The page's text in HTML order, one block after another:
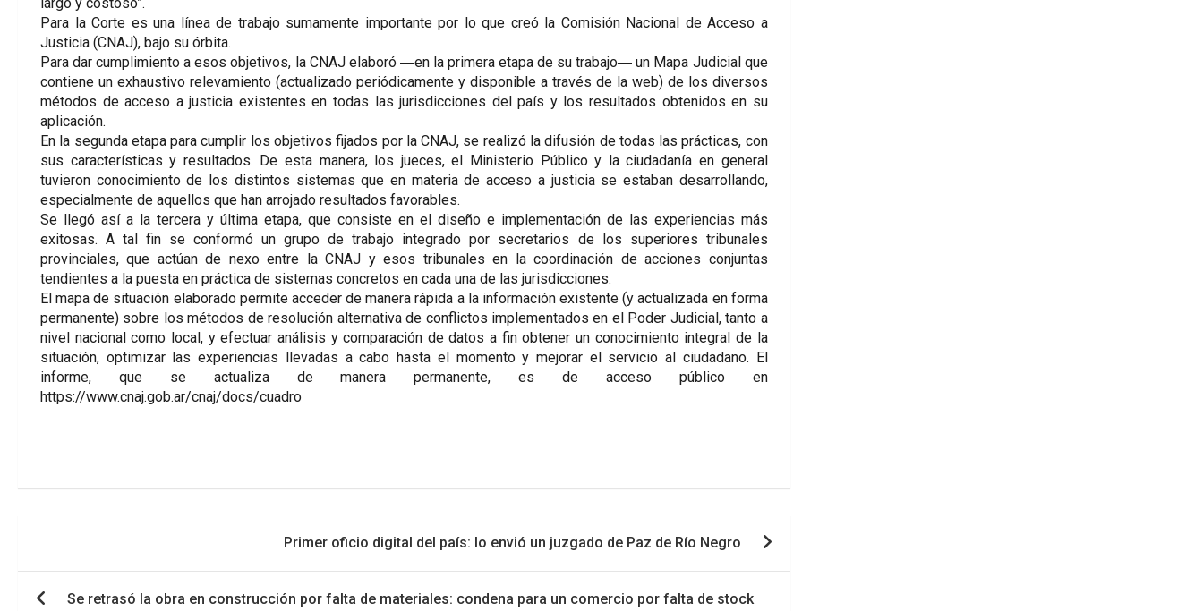
Para la Corte es una línea de trabajo sumamente importante por lo que creó la Comisión Nacional de Acceso a
Justicia (CNAJ), bajo su órbita.
Para dar cumplimiento a esos objetivos, la CNAJ elaboró ―en la primera etapa de su trabajo― un Mapa Judicial que
contiene un exhaustivo relevamiento (actualizado periódicamente y disponible a través de la web) de los diversos
métodos de acceso a justicia existentes en todas las jurisdicciones del país y los resultados obtenidos en su
aplicación.
En la segunda etapa para cumplir los objetivos fijados por la CNAJ, se realizó la difusión de todas las prácticas, con
sus características y resultados. De esta manera, los jueces, el Ministerio Público y la ciudadanía en general
tuvieron conocimiento de los distintos sistemas que en materia de acceso a justicia se estaban desarrollando,
especialmente de aquellos que han arrojado resultados favorables.
Se llegó así a la tercera y última etapa, que consiste en el diseño e implementación de las experiencias más
exitosas. A tal fin se conformó un grupo de trabajo integrado por secretarios de los superiores tribunales
provinciales, que actúan de nexo entre la CNAJ y esos tribunales en la coordinación de acciones conjuntas
tendientes a la puesta en práctica de sistemas concretos en cada una de las jurisdicciones.
El mapa de situación elaborado permite acceder de manera rápida a la información existente (y actualizada en forma
permanente) sobre los métodos de resolución alternativa de conflictos implementados en el Poder Judicial, tanto a
nivel nacional como local, y efectuar análisis y comparación de datos a fin obtener un conocimiento integral de la
situación, optimizar las experiencias llevadas a cabo hasta el momento y mejorar el servicio al ciudadano. El
informe, que se actualiza de manera permanente, es de acceso público en
https://www.cnaj.gob.ar/cnaj/docs/cuadro
entradas
Primer oficio digital del país: lo envió un juzgado de Paz de Río Negro
Se retrasó la obra en construcción por falta de materiales: condena para un comercio por falta de stock